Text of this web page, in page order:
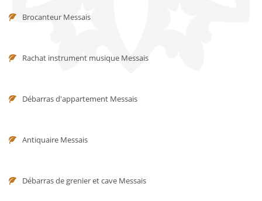
Brocanteur Messais
Rachat instrument musique Messais
Débarras d'appartement Messais
Antiquaire Messais
Débarras de grenier et cave Messais